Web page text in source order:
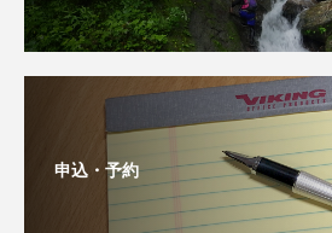
申込・予約